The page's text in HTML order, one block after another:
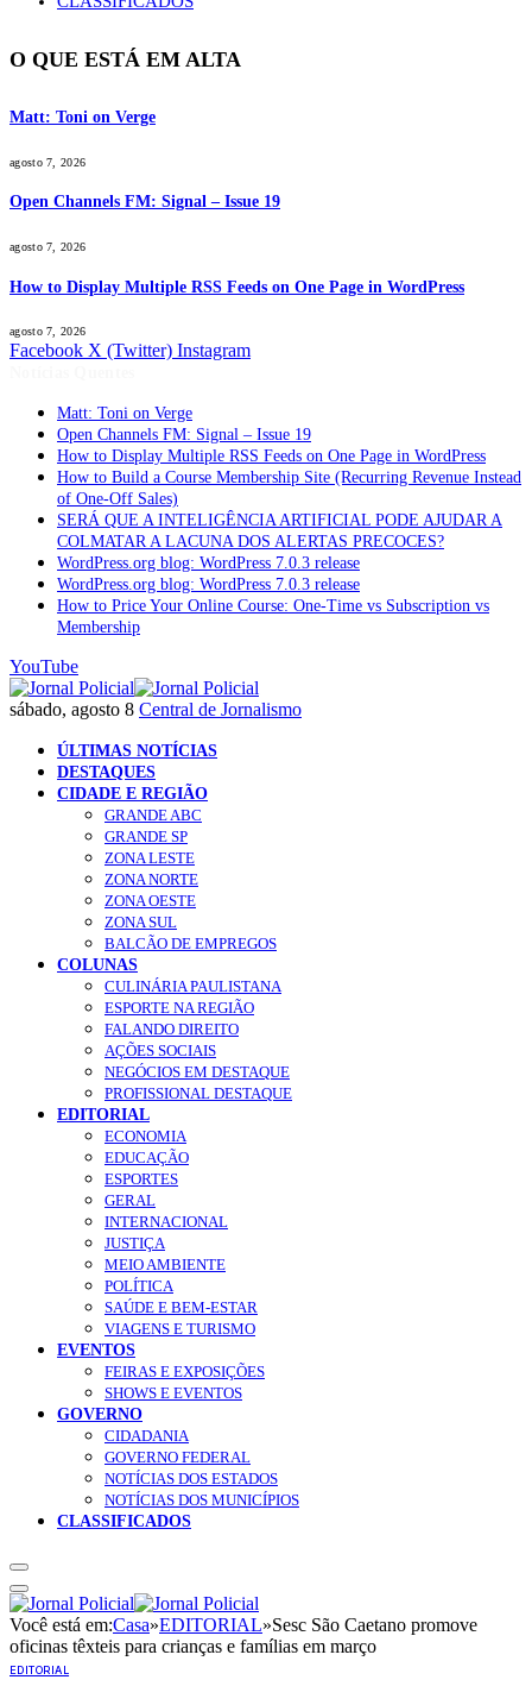
O QUE ESTÁ EM ALTA
Matt: Toni on Verge
agosto 7, 2026
Open Channels FM: Signal – Issue 19
agosto 7, 2026
How to Display Multiple RSS Feeds on One Page in WordPress
agosto 7, 2026
Facebook X (Twitter) Instagram
Matt: Toni on Verge
Open Channels FM: Signal – Issue 19
How to Display Multiple RSS Feeds on One Page in WordPress
How to Build a Course Membership Site (Recurring Revenue Instead
of One-Off Sales)
SERÁ QUE A INTELIGÊNCIA ARTIFICIAL PODE AJUDAR A
COLMATAR A LACUNA DOS ALERTAS PRECOCES?
WordPress.org blog: WordPress 7.0.3 release
WordPress.org blog: WordPress 7.0.3 release
How to Price Your Online Course: One-Time vs Subscription vs
Membership
YouTube
sábado, agosto 8 Central de Jornalismo
ÚLTIMAS NOTÍCIAS
DESTAQUES
CIDADE E REGIÃO
GRANDE ABC
GRANDE SP
ZONA LESTE
ZONA NORTE
ZONA OESTE
ZONA SUL
BALCÃO DE EMPREGOS
COLUNAS
CULINÁRIA PAULISTANA
ESPORTE NA REGIÃO
FALANDO DIREITO
AÇÕES SOCIAIS
NEGÓCIOS EM DESTAQUE
PROFISSIONAL DESTAQUE
EDITORIAL
ECONOMIA
EDUCAÇÃO
ESPORTES
GERAL
INTERNACIONAL
JUSTIÇA
MEIO AMBIENTE
POLÍTICA
SAÚDE E BEM-ESTAR
VIAGENS E TURISMO
EVENTOS
FEIRAS E EXPOSIÇÕES
SHOWS E EVENTOS
GOVERNO
CIDADANIA
GOVERNO FEDERAL
NOTÍCIAS DOS ESTADOS
NOTÍCIAS DOS MUNICÍPIOS
CLASSIFICADOS
Você está em:Casa»EDITORIAL»Sesc São Caetano promove
oficinas têxteis para crianças e famílias em março
EDITORIAL